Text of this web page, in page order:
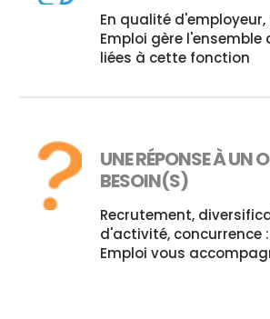
En qualité d'employeur,
Emploi gère l'ensemble
liées à cette fonction
UNE RÉPONSE À UN
BESOIN(S)
Recrutement,
d'activité, concurrence
Emploi vous